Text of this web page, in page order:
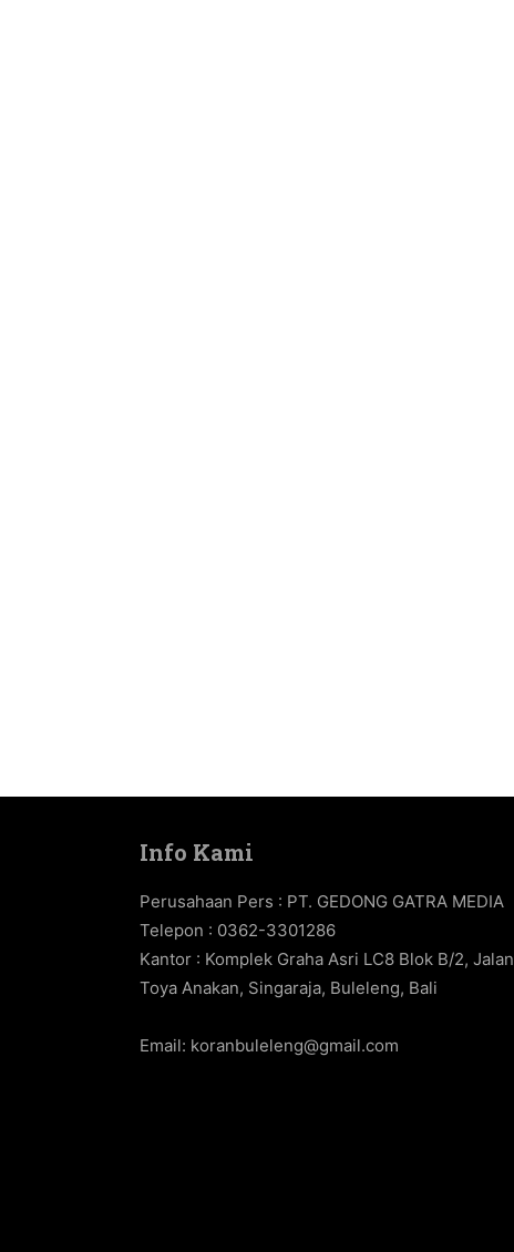
Info Kami
Perusahaan Pers : PT. GEDONG GATRA MEDIA
Telepon : 0362-3301286
Kantor : Komplek Graha Asri LC8 Blok B/2, Jalan
Toya Anakan, Singaraja, Buleleng, Bali
Email: koranbuleleng@gmail.com